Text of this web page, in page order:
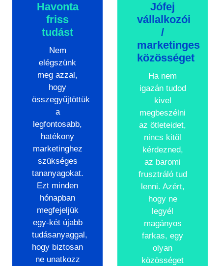
Havonta
friss
tudást
Nem
elégszünk
meg azzal,
hogy
összegyűjtöttük
a
legfontosabb,
hatékony
marketinghez
szükséges
tananyagokat.
Ezt minden
hónapban
megfejeljük
egy-két újabb
tudásanyaggal,
hogy biztosan
ne unatkozz
Jófej
vállalkozói
/
marketinges
közösséget
Ha nem
igazán tudod
kivel
megbeszélni
az ötleteidet,
nincs kitől
kérdezned,
az baromi
frusztráló tud
lenni. Azért,
hogy ne
legyél
magányos
farkas, egy
olyan
közösséget